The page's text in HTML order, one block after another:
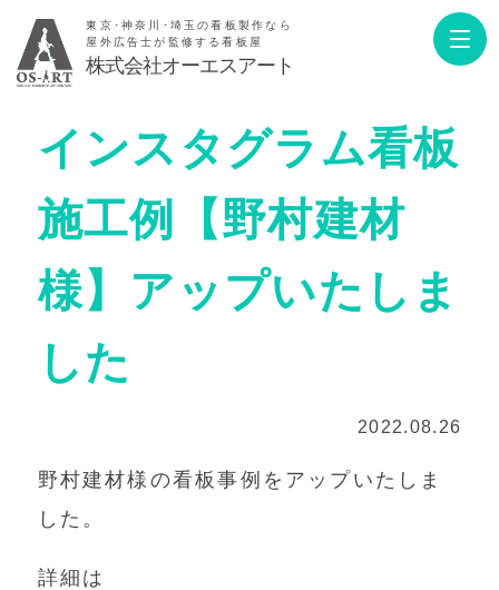
東京･神奈川･埼玉の看板製作なら
屋外広告士が監修する看板屋
株式会社オーエスアート
インスタグラム看板
施工例【野村建材
様】アップいたしま
した
2022.08.26
野村建材様の看板事例をアップいたしま
した。
詳細は